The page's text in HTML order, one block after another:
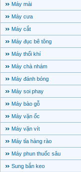
Máy mài
Máy cưa
Máy cắt
Máy đục bê tông
Máy thổi khí
Máy chà nhám
Máy đánh bóng
Máy soi phay
Máy bào gỗ
Máy vặn ốc
Máy vặn vít
Máy tỉa hàng rào
Máy phun thuốc sâu
Sung bắn keo